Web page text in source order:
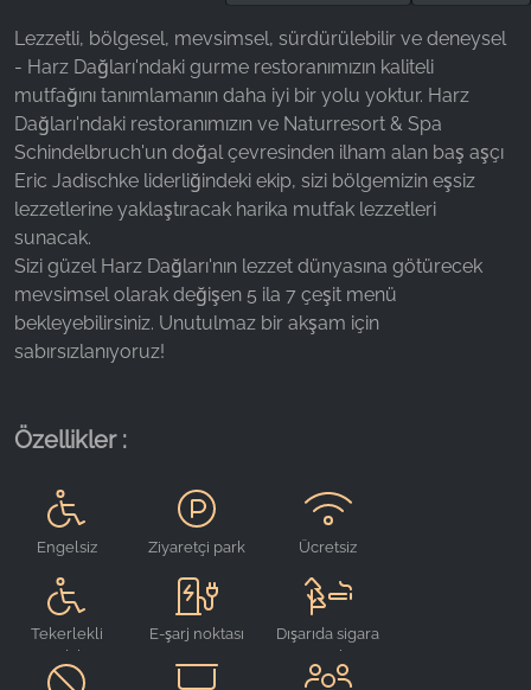
Lezzetli, bölgesel, mevsimsel, sürdürülebilir ve deneysel
- Harz Dağları'ndaki gurme restoranımızın kaliteli
mutfağını tanımlamanın daha iyi bir yolu yoktur. Harz
Dağları'ndaki restoranımızın ve Naturresort & Spa
Schindelbruch'un doğal çevresinden ilham alan baş aşçı
Eric Jadischke liderliğindeki ekip, sizi bölgemizin eşsiz
lezzetlerine yaklaştıracak harika mutfak lezzetleri
sunacak.
Sizi güzel Harz Dağları'nın lezzet dünyasına götürecek
mevsimsel olarak değişen 5 ila 7 çeşit menü
bekleyebilirsiniz. Unutulmaz bir akşam için
sabırsızlanıyoruz!
Özellikler :
Engelsiz
Ziyaretçi park
Ücretsiz
Tekerlekli
sandalye
erişimine
E-şarj noktası
Dışarıda sigara
içme alanı
Name:
_fbp, fr, _fbq, fbq
Facebook Ireland Ltd.
Purpose:
Reklam ölçümü ve pazarlaması
3 ay - 1 yıl
bilgiler, ziyaretçilerimizin web sitemizi nasıl
Google Analytics
_ga, _gid, _gac_gb_
Provider:
Google LLC